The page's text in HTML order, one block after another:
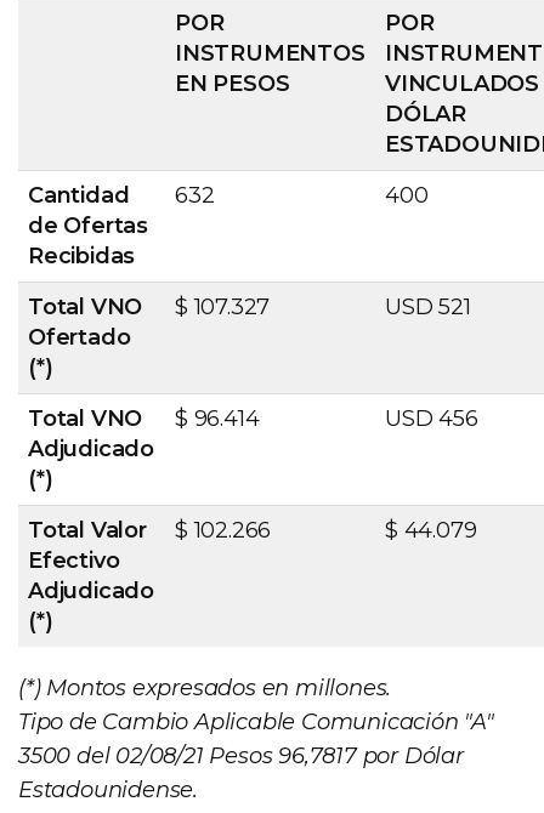
POR
INSTRUMENTOS
EN PESOS
POR
DÓLAR
Cantidad
de Ofertas
Recibidas
632 400
Total VNO
Ofertado
(*)
$ 107.327 USD 521
Total VNO
Adjudicado
(*)
$ 96.414 USD 456
Total Valor
Efectivo
Adjudicado
(*)
$ 102.266 $ 44.079
(*) Montos expresados en millones.
Tipo de Cambio Aplicable Comunicación "A"
3500 del 02/08/21 Pesos 96,7817 por Dólar
Estadounidense.